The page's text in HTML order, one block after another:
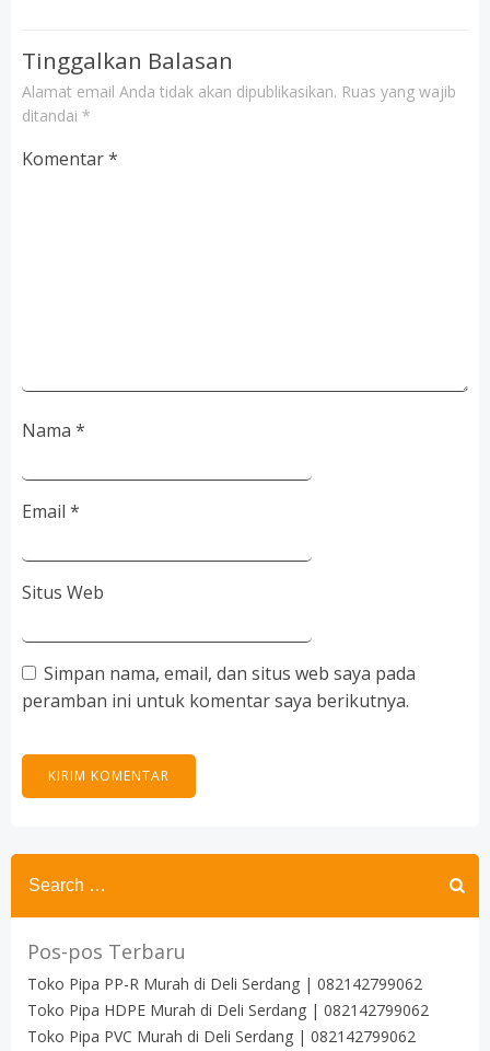
Tinggalkan Balasan
Alamat email Anda tidak akan dipublikasikan. Ruas yang wajib
ditandai *
Komentar*
Nama *
Email *
Situs Web
Simpan nama, email, dan situs web saya pada
peramban ini untuk komentar saya berikutnya.
Search
for:
Pos-pos Terbaru
Toko Pipa PP-R Murah di Deli Serdang | 082142799062
Toko Pipa HDPE Murah di Deli Serdang | 082142799062
Toko Pipa PVC Murah di Deli Serdang | 082142799062